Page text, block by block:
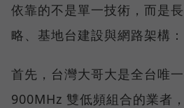
依靠的不是單一技術，而是
略、基地台建設與網路架構：
首先，台灣大哥大是全台唯
900MHz 雙低頻組合的業者